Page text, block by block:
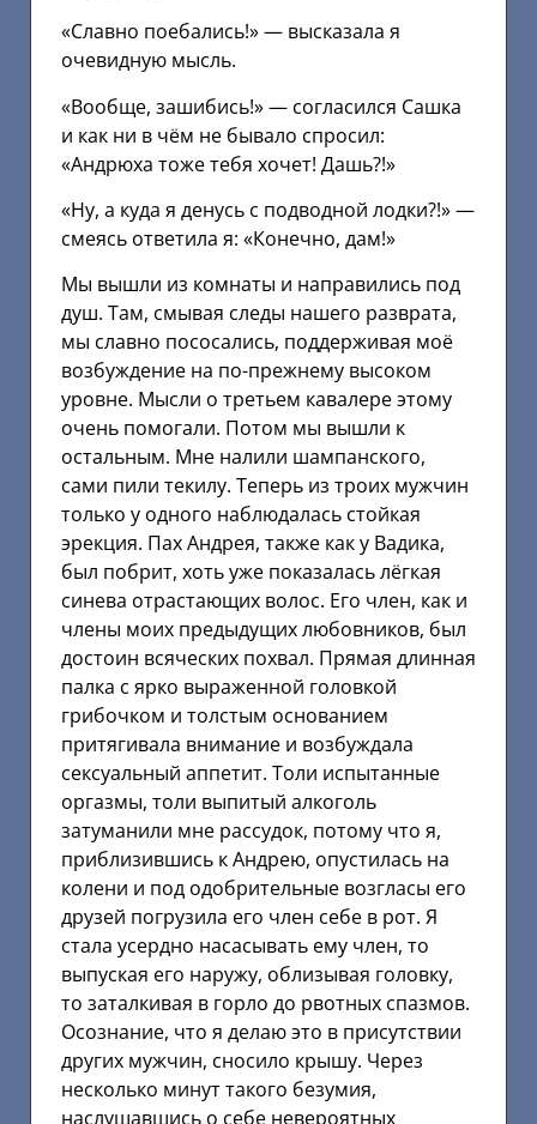
«Славно поебались!» — высказала я
очевидную мысль.
«Вообще, зашибись!» — согласился Сашка
и как ни в чём не бывало спросил:
«Андрюха тоже тебя хочет! Дашь?!»
«Ну, а куда я денусь с подводной лодки?!» —
смеясь ответила я: «Конечно, дам!»
Мы вышли из комнаты и направились под
душ. Там, смывая следы нашего разврата,
мы славно пососались, поддерживая моё
возбуждение на по-прежнему высоком
уровне. Мысли о третьем кавалере этому
очень помогали. Потом мы вышли к
остальным. Мне налили шампанского,
сами пили текилу. Теперь из троих мужчин
только у одного наблюдалась стойкая
эрекция. Пах Андрея, также как у Вадика,
был побрит, хоть уже показалась лёгкая
синева отрастающих волос. Его член, как и
члены моих предыдущих любовников, был
достоин всяческих похвал. Прямая длинная
палка с ярко выраженной головкой
грибочком и толстым основанием
притягивала внимание и возбуждала
сексуальный аппетит. Толи испытанные
оргазмы, толи выпитый алкоголь
затуманили мне рассудок, потому что я,
приблизившись к Андрею, опустилась на
колени и под одобрительные возгласы его
друзей погрузила его член себе в рот. Я
стала усердно насасывать ему член, то
выпуская его наружу, облизывая головку,
то заталкивая в горло до рвотных спазмов.
Осознание, что я делаю это в присутствии
других мужчин, сносило крышу. Через
несколько минут такого безумия,
наслушавшись о себе невероятных